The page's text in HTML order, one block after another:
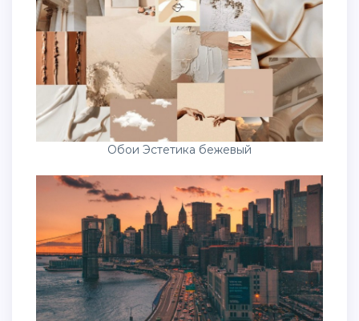
Обои Эстетика бежевый